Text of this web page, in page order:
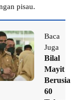
pisau.
Baca
Juga
Bilal
Mayit
Berusia
60